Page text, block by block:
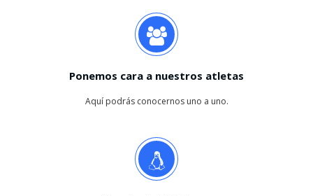
Ponemos cara a nuestros atletas
Aquí podrás conocernos uno a uno.